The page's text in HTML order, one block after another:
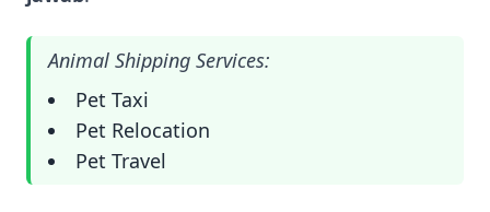
Animal Shipping Services:
Pet Taxi
Pet Relocation
Pet Travel